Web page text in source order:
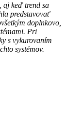
aj keď trend sa
predstavovať
doplnkovo,
Pri
s vykurovaním
systémov.